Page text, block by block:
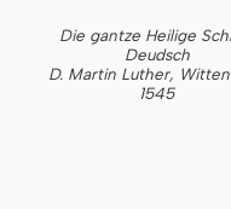
Die gantze Heilige
Deudsch
D. Martin Luther,
1545